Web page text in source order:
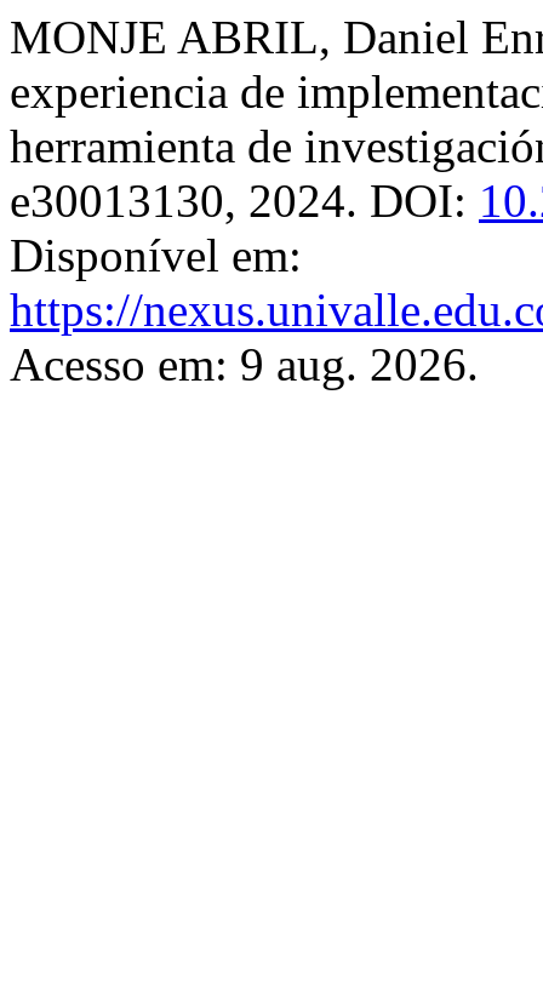
MONJE ABRIL, Daniel
experiencia de
herramienta de
e30013130, 2024. DOI:
Disponível em:
https://
Acesso em: 9 aug. 2026.